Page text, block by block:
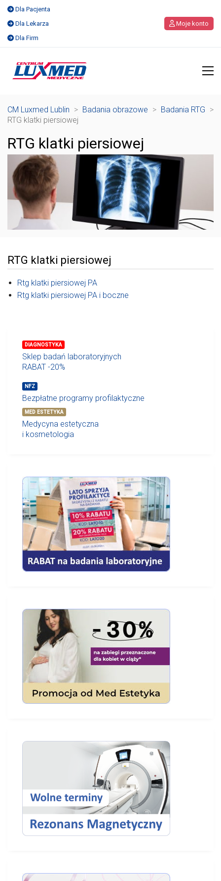
Dla Pacjenta
Dla Lekarza
Dla Firm
Moje konto
CM Luxmed Lublin > Badania obrazowe > Badania RTG >
RTG klatki piersiowej
RTG klatki piersiowej
RTG klatki piersiowej
Rtg klatki piersiowej PA
Rtg klatki piersiowej PA i boczne
DIAGNOSTYKA
Sklep badań laboratoryjnych
RABAT -20%
NFZ
Bezpłatne programy profilaktyczne
MED ESTETYKA
Medycyna estetyczna
i kosmetologia